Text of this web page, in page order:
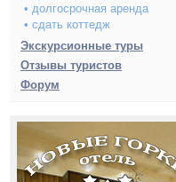
• долгосрочная аренда
• сдать коттедж
Экскурсионные туры
Отзывы туристов
Форум